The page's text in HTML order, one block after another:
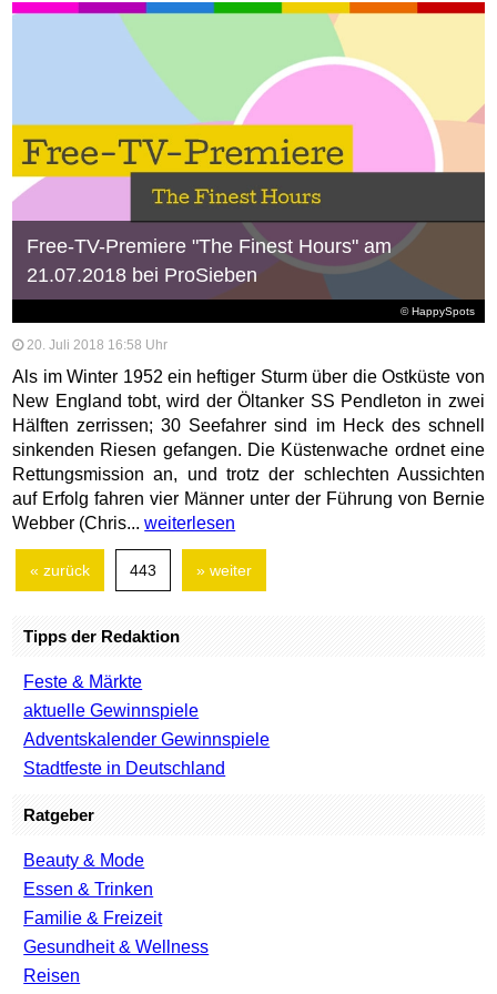
© HappySpots
Free-TV-Premiere "The Finest Hours" am
21.07.2018 bei ProSieben
20. Juli 2018 16:58 Uhr
Als im Winter 1952 ein heftiger Sturm über die Ostküste von
New England tobt, wird der Öltanker SS Pendleton in zwei
Hälften zerrissen; 30 Seefahrer sind im Heck des schnell
sinkenden Riesen gefangen. Die Küstenwache ordnet eine
Rettungsmission an, und trotz der schlechten Aussichten
auf Erfolg fahren vier Männer unter der Führung von Bernie
Webber (Chris...weiterlesen
« zurück 443 » weiter
Tipps der Redaktion
Feste & Märkte
aktuelle Gewinnspiele
Adventskalender Gewinnspiele
Stadtfeste in Deutschland
Ratgeber
Beauty & Mode
Essen & Trinken
Familie & Freizeit
Gesundheit & Wellness
Reisen